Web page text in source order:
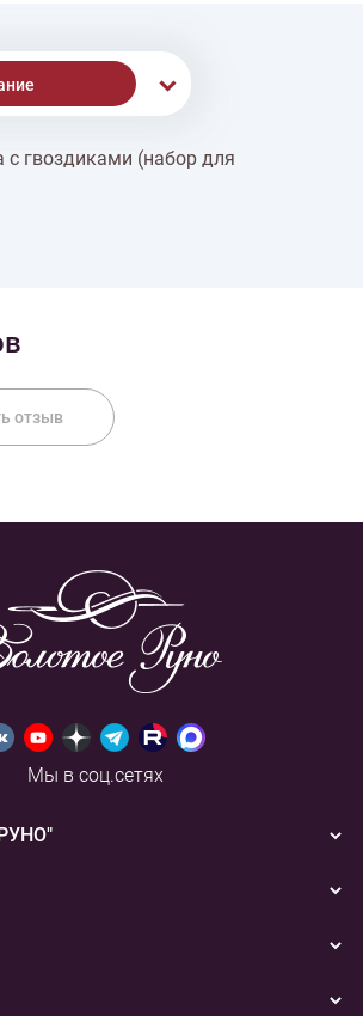
с гвоздиками (набор для
отзыв
Мы в соц.сетях